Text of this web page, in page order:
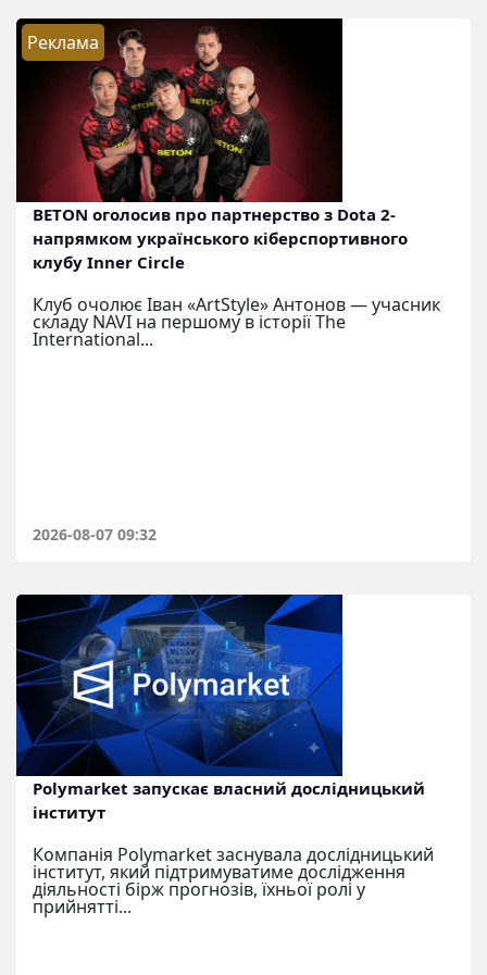
Реклама
BETON оголосив про партнерство з Dota 2-
напрямком українського кіберспортивного
клубу Inner Circle
Клуб очолює Іван «ArtStyle» Антонов — учасник
складу NAVI на першому в історії The
International...
2026-08-07 09:32
Polymarket запускає власний дослідницький
інститут
Компанія Polymarket заснувала дослідницький
інститут, який підтримуватиме дослідження
діяльності бірж прогнозів, їхньої ролі у
прийнятті...